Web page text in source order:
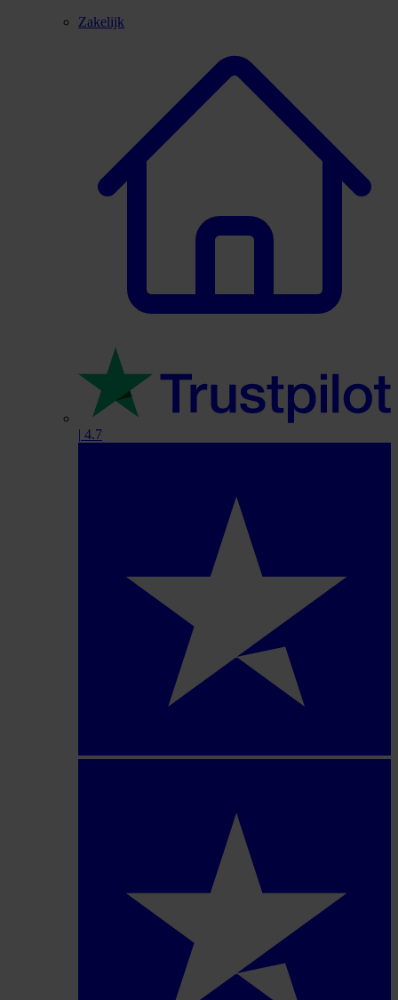
Zakelijk
| 4.7